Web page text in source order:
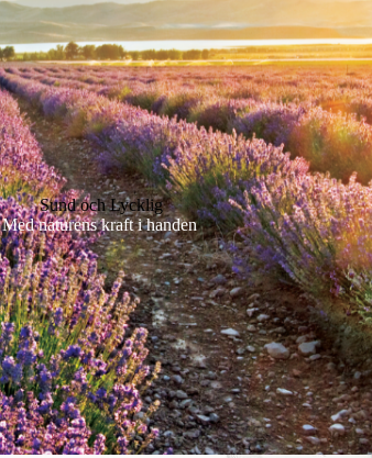
Sund och Lycklig
Med naturens kraft i handen